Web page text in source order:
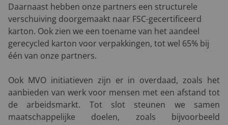
Daarnaast hebben onze partners een structurele
verschuiving doorgemaakt naar FSC-gecertificeerd
karton. Ook zien we een toename van het aandeel
gerecycled karton voor verpakkingen, tot wel 65% bij
één van onze partners.
Ook MVO initiatieven zijn er in overdaad, zoals het
aanbieden van werk voor mensen met een afstand tot
de arbeidsmarkt. Tot slot steunen we samen
maatschappelijke doelen, zoals bijvoorbeeld